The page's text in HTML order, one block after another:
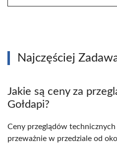
Najczęściej
Jakie są ceny za
Gołdapi?
Ceny przeglądów technicznych
przeważnie w przedziale od